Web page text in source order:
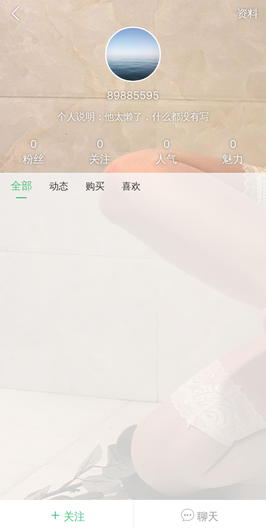
资料
关注 聊天
89885595
个人说明：他太懒了，什么都没有写
0
粉丝
0
关注
0
人气
0
魅力
全部 动态 购买 喜欢